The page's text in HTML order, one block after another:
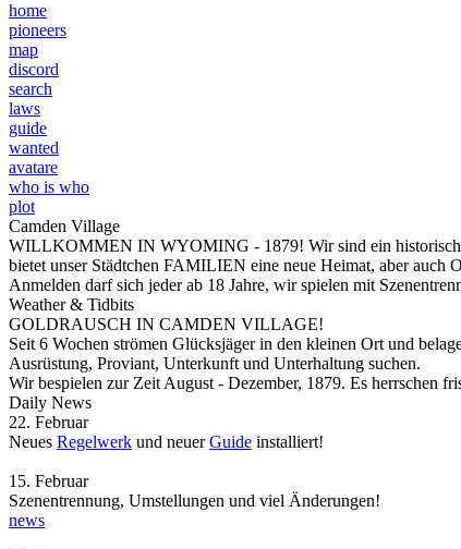
home
pioneers
map
discord
search
laws
guide
wanted
avatare
who is who
plot
Camden Village
WILLKOMMEN IN WYOMING - 1879! Wir sind ein
bietet unser Städtchen FAMILIEN eine neue Heimat, aber
Anmelden darf sich jeder ab 18 Jahre, wir spielen mit
Weather & Tidbits
GOLDRAUSCH IN CAMDEN VILLAGE!
Seit 6 Wochen strömen Glücksjäger in den kleinen Ort und
Ausrüstung, Proviant, Unterkunft und Unterhaltung suchen.
Wir bespielen zur Zeit August - Dezember, 1879. Es herrschen
Daily News
22. Februar
Neues Regelwerk und neuerGuide installiert!
15. Februar
Szenentrennung, Umstellungen und viel Änderungen!
news